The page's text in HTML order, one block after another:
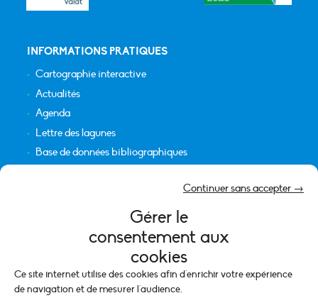
Gérer le
consentement aux
cookies
Ce site internet utilise des cookies afin d'enrichir votre expérience
de navigation et de mesurer l'audience.
Continuer sans accepter →
INFORMATIONS PRATIQUES
Cartographie interactive
Actualités
Agenda
Lettre des lagunes
Base de données bibliographiques
Mentions légales
Politique de cookies (UE)